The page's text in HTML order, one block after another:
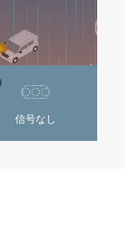
信号なし